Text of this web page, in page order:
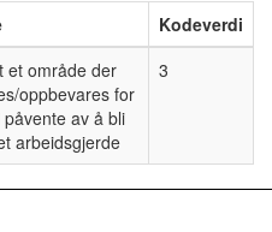
Kodeverdi
et område der
oppbevares for
av å bli
arbeidsgjerde
3